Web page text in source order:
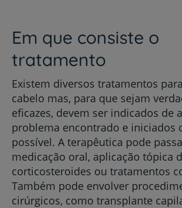
Em que consiste o
tratamento
Existem diversos tratamentos
cabelo mas, para que sejam
eficazes, devem ser indicados de
problema encontrado e iniciados
possível. A terapêutica pode
medicação oral, aplicação tópica
corticosteroides ou tratamentos
Também pode envolver
cirúrgicos, como transplante